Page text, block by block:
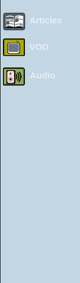
Articles
VOD
Audio